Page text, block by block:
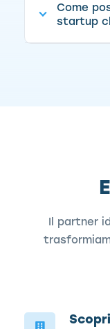
Come
startup
Il partner